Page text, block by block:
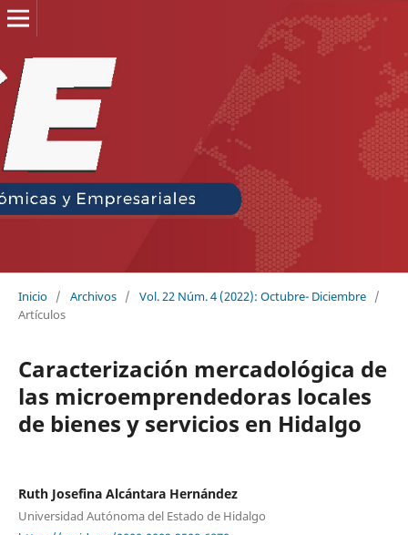
Inicio / Archivos / Vol. 22 Núm. 4 (2022): Octubre- Diciembre /
Artículos
Caracterización mercadológica de
las microemprendedoras locales
de bienes y servicios en Hidalgo
Ruth Josefina Alcántara Hernández
Universidad Autónoma del Estado de Hidalgo